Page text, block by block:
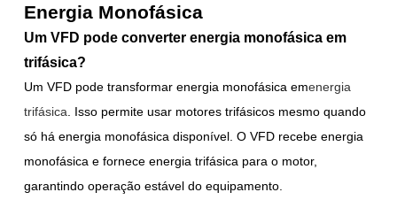
Energia Monofásica
Um VFD pode converter energia monofásica em
trifásica?
Um VFD pode transformar energia monofásica emenergia
trifásica . Isso permite usar motores trifásicos mesmo quando
só há energia monofásica disponível. O VFD recebe energia
monofásica e fornece energia trifásica para o motor,
garantindo operação estável do equipamento.